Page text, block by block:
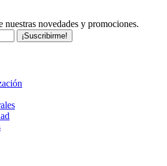
nuestras novedades y promociones.
¡Suscribirme!